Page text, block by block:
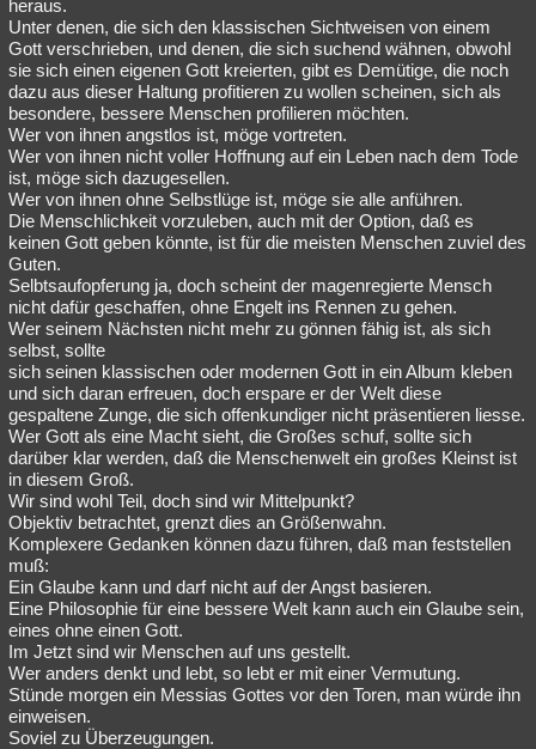
heraus.
Unter denen, die sich den klassischen Sichtweisen von einem
Gott verschrieben, und denen, die sich suchend wähnen, obwohl
sie sich einen eigenen Gott kreierten, gibt es Demütige, die noch
dazu aus dieser Haltung profitieren zu wollen scheinen, sich als
besondere, bessere Menschen profilieren möchten.
Wer von ihnen angstlos ist, möge vortreten.
Wer von ihnen nicht voller Hoffnung auf ein Leben nach dem Tode
ist, möge sich dazugesellen.
Wer von ihnen ohne Selbstlüge ist, möge sie alle anführen.
Die Menschlichkeit vorzuleben, auch mit der Option, daß es
keinen Gott geben könnte, ist für die meisten Menschen zuviel des
Guten.
Selbtsaufopferung ja, doch scheint der magenregierte Mensch
nicht dafür geschaffen, ohne Engelt ins Rennen zu gehen.
Wer seinem Nächsten nicht mehr zu gönnen fähig ist, als sich
selbst, sollte
sich seinen klassischen oder modernen Gott in ein Album kleben
und sich daran erfreuen, doch erspare er der Welt diese
gespaltene Zunge, die sich offenkundiger nicht präsentieren liesse.
Wer Gott als eine Macht sieht, die Großes schuf, sollte sich
darüber klar werden, daß die Menschenwelt ein großes Kleinst ist
in diesem Groß.
Wir sind wohl Teil, doch sind wir Mittelpunkt?
Objektiv betrachtet, grenzt dies an Größenwahn.
Komplexere Gedanken können dazu führen, daß man feststellen
muß:
Ein Glaube kann und darf nicht auf der Angst basieren.
Eine Philosophie für eine bessere Welt kann auch ein Glaube sein,
eines ohne einen Gott.
Im Jetzt sind wir Menschen auf uns gestellt.
Wer anders denkt und lebt, so lebt er mit einer Vermutung.
Stünde morgen ein Messias Gottes vor den Toren, man würde ihn
einweisen.
Soviel zu Überzeugungen.